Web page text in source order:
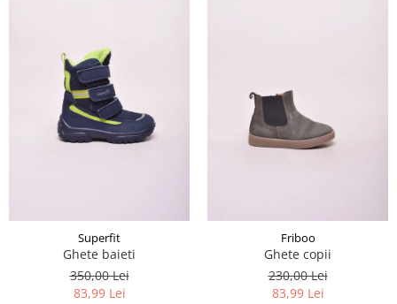
Superfit
Ghete baieti
350,00 Lei
83,99 Lei
Friboo
Ghete copii
230,00 Lei
83,99 Lei